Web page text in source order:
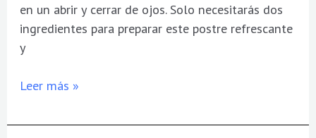
en un abrir y cerrar de ojos. Solo necesitarás dos
ingredientes para preparar este postre refrescante
y
Leer más »